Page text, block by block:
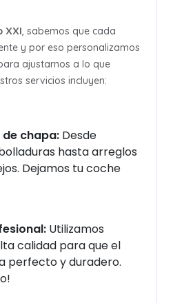
XXI, sabemos que cada
y por eso personalizamos
ajustarnos a lo que
servicios incluyen:
chapa: Desde
hasta arreglos
Dejamos tu coche
Utilizamos
calidad para que el
perfecto y duradero.